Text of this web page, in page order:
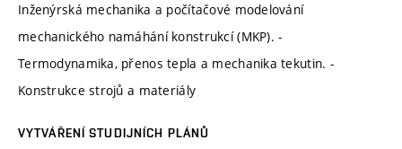
Inženýrská mechanika a počítačové modelování
mechanického namáhání konstrukcí (MKP). -
Termodynamika, přenos tepla a mechanika tekutin. -
Konstrukce strojů a materiály
VYTVÁŘENÍ STUDIJNÍCH PLÁNŮ